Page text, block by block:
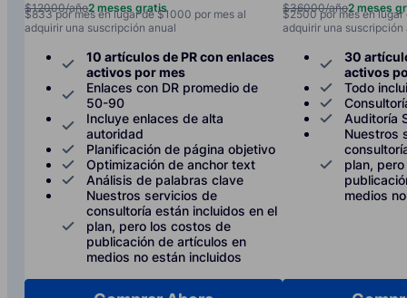
$12000/año2 meses gratis
$833 por mes en lugar de $1000 por mes al
adquirir una suscripción anual
10 artículos de PR con enlaces
activos por mes
Enlaces con DR promedio de
50-90
Incluye enlaces de alta
autoridad
Planificación de página objetivo
Optimización de anchor text
Análisis de palabras clave
Nuestros servicios de
consultoría están incluidos en el
plan, pero los costos de
publicación de artículos en
medios no están incluidos
$36000/año2 meses
$2500 por mes en
adquirir una suscripción
30
activos
Todo
Auditoría
Nuestros
plan,
medios